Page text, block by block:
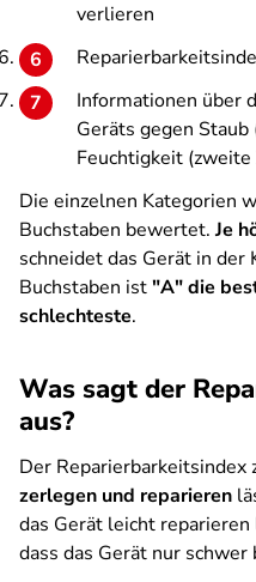
verlieren
Informationen über
Geräts gegen
Feuchtigkeit (zweite
Die einzelnen Kategorien
Buchstaben bewertet. Je
schneidet das Gerät in der
Buchstaben ist"A" die
schlechteste.
Was sagt der
aus?
Der Reparierbarkeitsindex
zerlegen und reparieren
das Gerät leicht
dass das Gerät nur